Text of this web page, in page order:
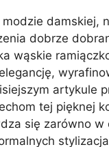
damskiej,
dobrze
wąskie
artykule
tej pięknej
się zarówno w